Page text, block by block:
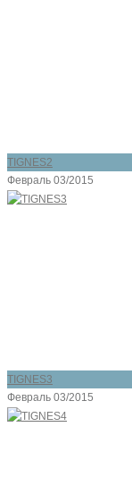
TIGNES2
Февраль 03/2015
TIGNES3
Февраль 03/2015